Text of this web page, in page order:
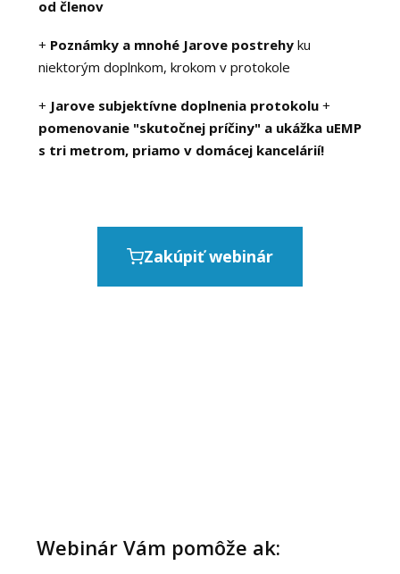
od členov
+ Poznámky a mnohé Jarove postrehyku
niektorým doplnkom, krokom v protokole
+ Jarove subjektívne doplnenia protokolu+
pomenovanie "skutočnej príčiny" a ukážka uEMP
s tri metrom, priamo v domácej kancelárií!
Zakúpiť webinár
Webinár Vám pomôže ak: